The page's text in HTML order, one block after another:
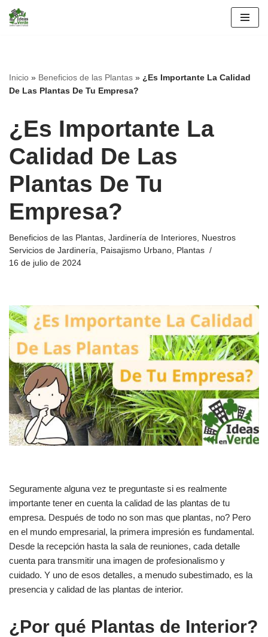
Inicio » Beneficios de las Plantas » ¿Es Importante La Calidad
De Las Plantas De Tu Empresa?
¿Es Importante La
Calidad De Las
Plantas De Tu
Empresa?
Beneficios de las Plantas Jardinería de Interiores Nuestros
Servicios de Jardinería
Paisajismo Urbano Plantas
16 de julio de 2024
Seguramente alguna vez te preguntaste si es realmente
importante tener en cuenta la calidad de las plantas de tu
empresa. Después de todo no son mas que plantas, no? Pero
en el mundo empresarial, la primera impresión es fundamental.
Desde la recepción hasta la sala de reuniones, cada detalle
cuenta para transmitir una imagen de profesionalismo y
cuidado. Y uno de esos detalles, a menudo subestimado, es la
presencia y calidad de las plantas de interior.
¿Por qué Plantas de Interior?